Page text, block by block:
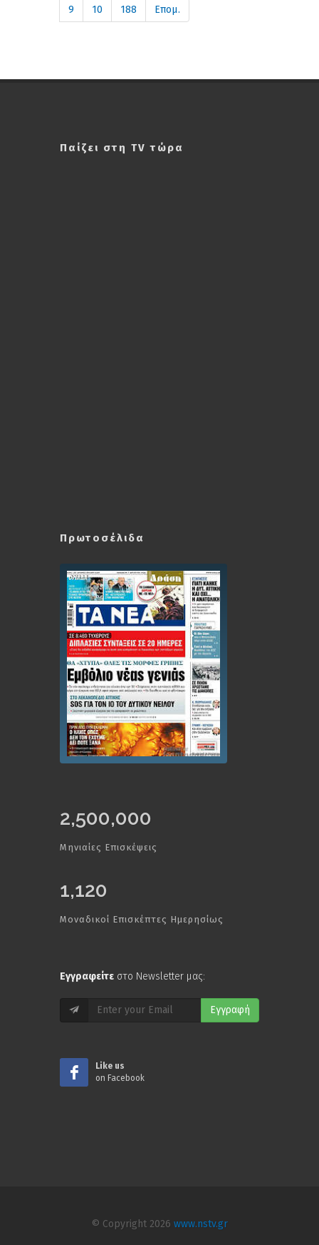
9
10 188 Επομ.
Παίζει στη TV τώρα
Πρωτοσέλιδα
2,500,000
Μηνιαίες Επισκέψεις
1,120
Μοναδικοί Επισκέπτες Ημερησίως
Εγγραφείτε στο Newsletter μας:
Εγγραφή
Like us
on Facebook
© Copyright 2026 www.nstv.gr